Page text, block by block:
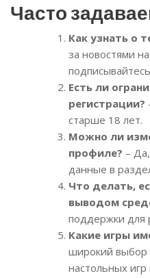
Часто
Как узнать о
за новостями
Есть ли
регистрации?
старше 18 лет.
Можно ли
профиле? –
данные в
Что делать,
выводом
поддержки для
Какие игры
широкий выбор
настольных